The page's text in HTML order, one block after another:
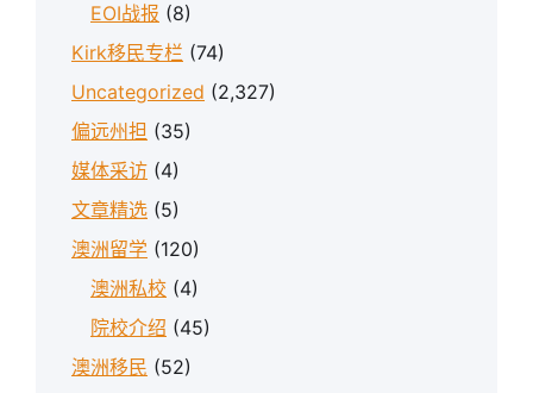
EOI战报 (8)
Kirk移民专栏 (74)
Uncategorized (2,327)
偏远州担 (35)
媒体采访 (4)
文章精选 (5)
澳洲留学 (120)
澳洲私校 (4)
院校介绍 (45)
澳洲移民 (52)